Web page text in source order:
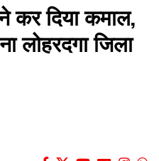
कर दिया कमाल,
लोहरदगा जिला